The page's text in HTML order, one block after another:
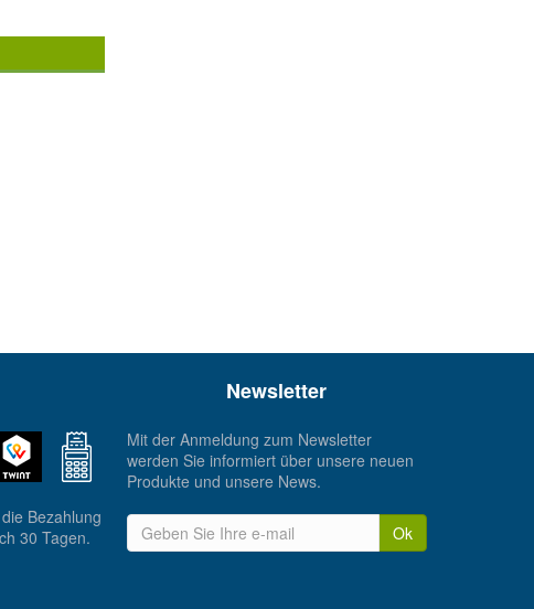
Bezahlung
30 Tagen.
Newsletter
Mit der Anmeldung zum Newsletter
werden Sie informiert über unsere neuen
Produkte und unsere News.
Ok